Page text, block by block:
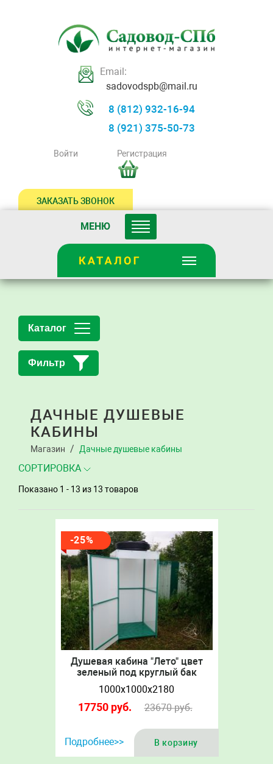
Email:
sadovodspb@mail.ru
8 (812) 932-16-94
8 (921) 375-50-73
Войти Регистрация
ЗАКАЗАТЬ ЗВОНОК
МЕНЮ
Каталог
Фильтр
ДАЧНЫЕ ДУШЕВЫЕ
КАБИНЫ
Магазин Дачные душевые кабины
СОРТИРОВКА
Показано 1 - 13 из 13 товаров
-25%
Душевая кабина "Лето" цвет
зеленый под круглый бак
1000х1000х2180
17750 руб. 23670руб.
Подробнее>> В корзину